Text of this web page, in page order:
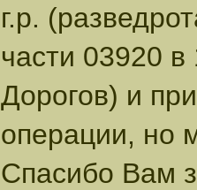
г.р.
части 03920
Дорогов) и
операции, но
Спасибо Вам